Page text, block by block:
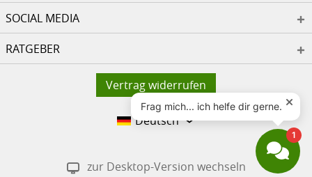
SOCIAL MEDIA
RATGEBER
Vertrag widerrufen
Deutsch
zur Desktop-Version wechseln